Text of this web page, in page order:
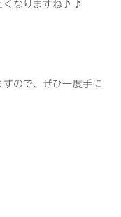
くなりますね♪♪
ので、ぜひ一度手に